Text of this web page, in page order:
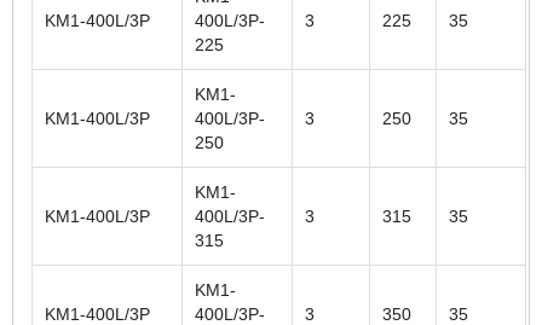
KM1-400L/3P
400L/3P-
225
3 225 35
KM1-400L/3P
KM1-
400L/3P-
250
3 250 35
KM1-400L/3P
KM1-
400L/3P-
315
3 315 35
KM1-400L/3P
KM1-
400L/3P-
3 350 35